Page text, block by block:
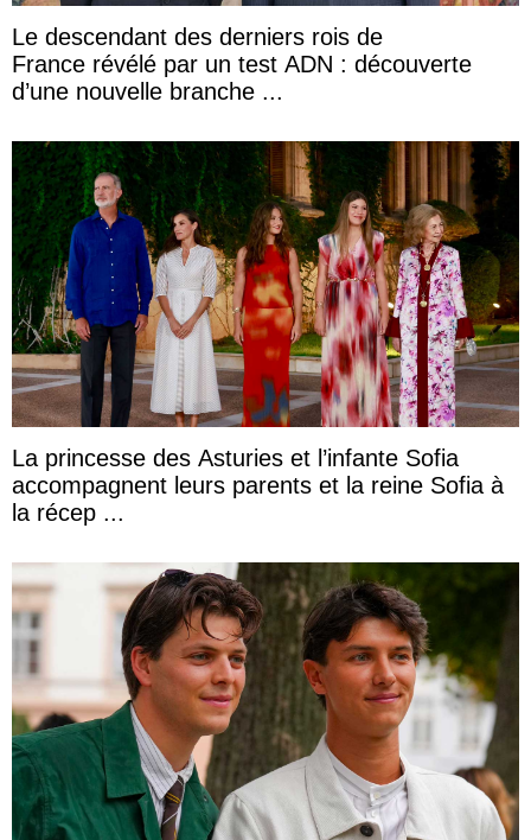
Le descendant des derniers rois de
France révélé par un test ADN : découverte
d’une nouvelle branche ...
La princesse des Asturies et l’infante Sofia
accompagnent leurs parents et la reine Sofia à
la récep ...